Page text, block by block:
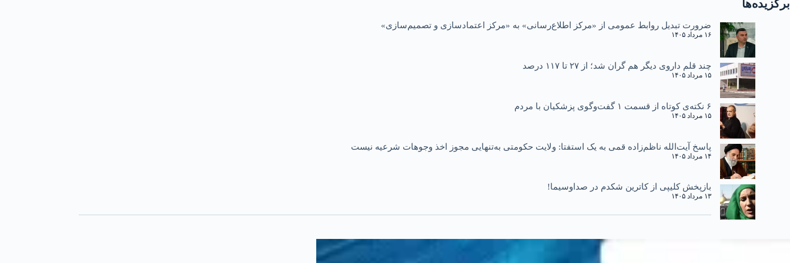
برگزیده‌ها
ضرورت تبدیل روابط عمومی از «مرکز اطلاع‌رسانی» به «مرکز اعتمادسازی و تصمیم‌سازی»
۱۶ مرداد ۱۴۰۵
چند قلم داروی دیگر هم گران شد؛ از ۲۷ تا ۱۱۷ درصد
۱۵ مرداد ۱۴۰۵
۶ نکته‌ی کوتاه از قسمت ۱ گفت‌وگوی پزشکیان با مردم
۱۵ مرداد ۱۴۰۵
پاسخ آیت‌الله ناظم‌زاده قمی به یک استفتا: ولایت حکومتی به‌تنهایی مجوز اخذ وجوهات شرعیه نیست
۱۴ مرداد ۱۴۰۵
بازپخش کلیپی از کاترین شکدم در صداوسیما!
۱۳ مرداد ۱۴۰۵